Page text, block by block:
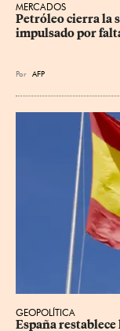
MERCADOS
Petróleo cierra la
impulsado por
Por AFP
GEOPOLÍTICA
España